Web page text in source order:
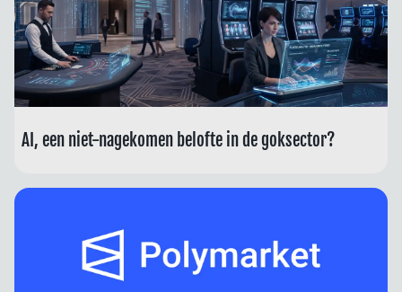
AI, een niet-nagekomen belofte in de goksector?